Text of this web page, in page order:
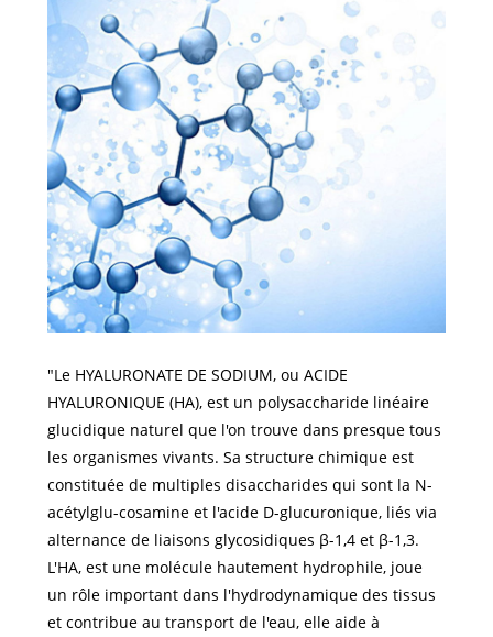
"Le HYALURONATE DE SODIUM, ou ACIDE
HYALURONIQUE (HA), est un polysaccharide linéaire
glucidique naturel que l'on trouve dans presque tous
les organismes vivants. Sa structure chimique est
constituée de multiples disaccharides qui sont la N-
acétylglu-cosamine et l'acide D-glucuronique, liés via
alternance de liaisons glycosidiques β-1,4 et β-1,3.
L'HA, est une molécule hautement hydrophile, joue
un rôle important dans l'hydrodynamique des tissus
et contribue au transport de l'eau, elle aide à